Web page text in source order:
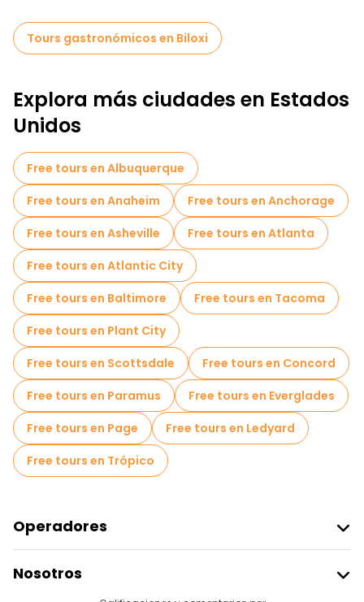
Tours gastronómicos en Biloxi
Explora más ciudades en Estados
Unidos
Free tours en Albuquerque
Free tours en Anaheim
Free tours en Anchorage
Free tours en Asheville
Free tours en Atlanta
Free tours en Atlantic City
Free tours en Baltimore
Free tours en Tacoma
Free tours en Plant City
Free tours en Scottsdale
Free tours en Concord
Free tours en Paramus
Free tours en Everglades
Free tours en Page
Free tours en Ledyard
Free tours en Trópico
Operadores
Acceder Como Proveedor
Nosotros